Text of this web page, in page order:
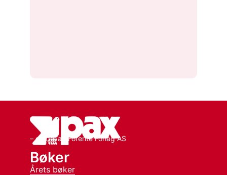
– en del av Forente Forlag AS
Bøker
Årets bøker